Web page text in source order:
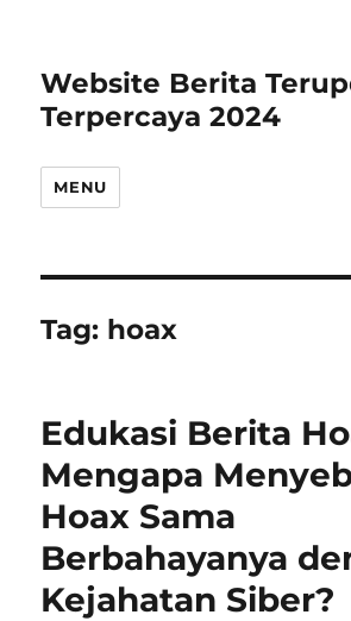
Website Berita
Terpercaya 2024
MENU
Tag: hoax
Edukasi Berita
Mengapa
Hoax Sama
Berbahayanya
Kejahatan Siber?